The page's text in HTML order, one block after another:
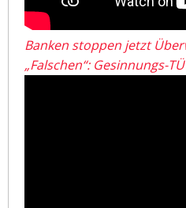
Banken stoppen jetzt
„Falschen“: Gesinnungs-